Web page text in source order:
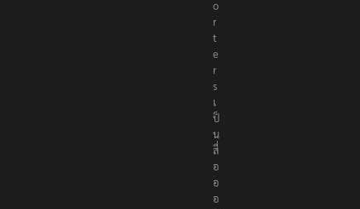
e
p
o
r
t
e
r
s
เ
ป็
น
สื่
อ